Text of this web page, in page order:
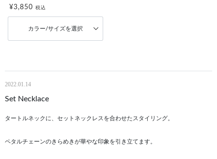
¥3,850 税込
カラー/サイズを選択
2022.01.14
Set Necklace
タートルネックに、セットネックレスを合わせたスタイリング。
ペタルチェーンのきらめきが華やな印象を引き立てます。